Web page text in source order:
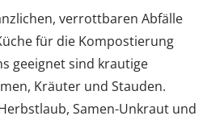
verrottbaren Abfälle
für die Kompostierung
geeignet sind krautige
Kräuter und Stauden.
Samen-Unkraut und